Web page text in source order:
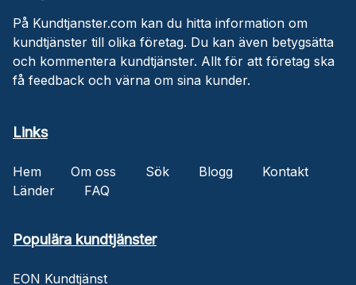
På Kundtjanster.com kan du hitta information om
kundtjänster till olika företag. Du kan även betygsätta
och kommentera kundtjänster. Allt för att företag ska
få feedback och värna om sina kunder.
Links
Hem Om oss Sök Blogg
Kontakt
Länder
FAQ
Populära kundtjänster
EON Kundtjänst